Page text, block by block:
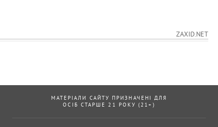
ZAXID.NET
МАТЕРІАЛИ САЙТУ ПРИЗНАЧЕНІ ДЛЯ
ОСІБ СТАРШЕ 21 РОКУ (21+)